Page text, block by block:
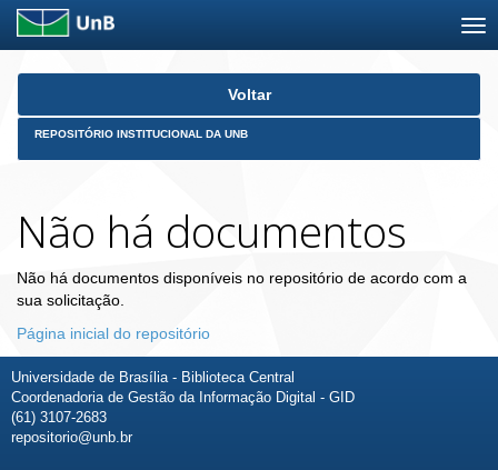
Skip
Voltar
REPOSITÓRIO INSTITUCIONAL DA UNB
Não há documentos
Não há documentos disponíveis no repositório de acordo com a
sua solicitação.
Página inicial do repositório
Universidade de Brasília - Biblioteca Central
Coordenadoria de Gestão da Informação Digital - GID
(61) 3107-2683
repositorio@unb.br